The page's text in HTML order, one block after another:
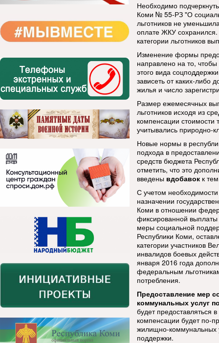
Необходимо
Коми № 55-РЗ "О
льготников не
оплате ЖКУ
категории льготников
Изменение формы
направлено на то,
этого вида
зависеть от каких-либо
жилья и число
Размер ежемесячных
льготников исходя из
компенсации
учитывались природно-
Новые нормы в
подхода в
средств бюджета
отметить, что это
введены вдобавок к
С учетом
назначении
Коми в отношении
фиксированной
меры социальной
Республики Коми,
категории участников
инвалидов боевых
января 2016 года
федеральным
потребления.
Предоставление мер
коммунальных услуг
будет предоставляться
компенсации будет по-
жилищно-коммунальных
поддержки.